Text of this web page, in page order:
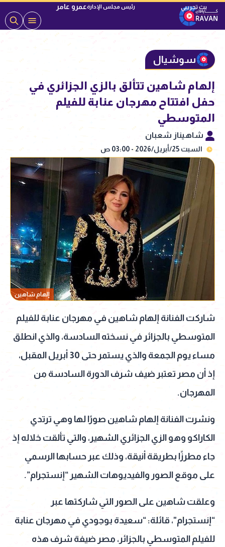
رئيس مجلس الإدارةعمرو عامر
سوشيال
إلهام شاهين تتألق بالزي الجزائري في
حفل افتتاح مهرجان عنابة للفيلم
المتوسطي
شاهيناز شعبان
السبت 25/أبريل/2026 - 03:00 ص
إلهام شاهين
شاركت الفنانة إلهام شاهين في مهرجان عنابة للفيلم
المتوسطي بالجزائر في نسخته السادسة، والذي انطلق
مساء يوم الجمعة والذي يستمر حتى 30 أبريل المقبل،
إذ أن مصر تعتبر ضيف شرف الدورة السادسة من
المهرجان.
ونشرت الفنانة إلهام شاهين صورًا لها وهي ترتدي
الكاراكو وهو الزي الجزائري الشهير، والتي تألقت خلاله إذ
جاء مطرزًا بطريقة أنيقة، وذلك عبر حسابها الرسمي
على موقع الصور والفيديوهات الشهير “إنستجرام”.
وعلقت شاهين على الصور التي شاركتها عبر
“إنستجرام"، قائلة: “سعيدة بوجودي في مهرجان عنابة
للفيلم المتوسطي بالجزائر، مصر ضيفة شرف هذه